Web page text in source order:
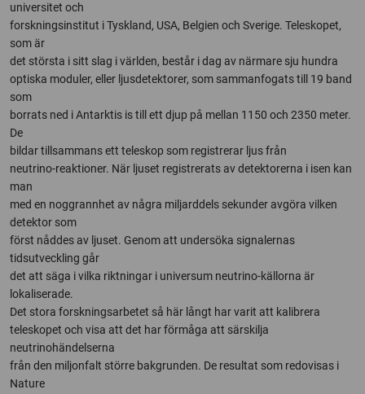
universitet och
forskningsinstitut i Tyskland, USA, Belgien och Sverige. Teleskopet,
som är
det största i sitt slag i världen, består i dag av närmare sju hundra
optiska moduler, eller ljusdetektorer, som sammanfogats till 19 band
som
borrats ned i Antarktis is till ett djup på mellan 1150 och 2350 meter.
De
bildar tillsammans ett teleskop som registrerar ljus från
neutrino-reaktioner. När ljuset registrerats av detektorerna i isen kan
man
med en noggrannhet av några miljarddels sekunder avgöra vilken
detektor som
först nåddes av ljuset. Genom att undersöka signalernas
tidsutveckling går
det att säga i vilka riktningar i universum neutrino-källorna är
lokaliserade.
Det stora forskningsarbetet så här långt har varit att kalibrera
teleskopet och visa att det har förmåga att särskilja
neutrinohändelserna
från den miljonfalt större bakgrunden. De resultat som redovisas i
Nature